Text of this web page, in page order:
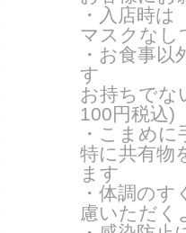
・入店時
マスクなし
・お食事
す
お持ちでな
100円税込)
・こまめ
特に共有物
ます
・体調の
慮いただく